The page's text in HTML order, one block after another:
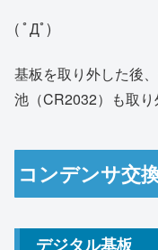
( ﾟДﾟ)
基板を取り外した後
池（CR2032）も取り
コンデンサ交
デジタル基板